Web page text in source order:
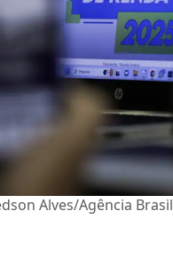
Alves/Agência Brasil